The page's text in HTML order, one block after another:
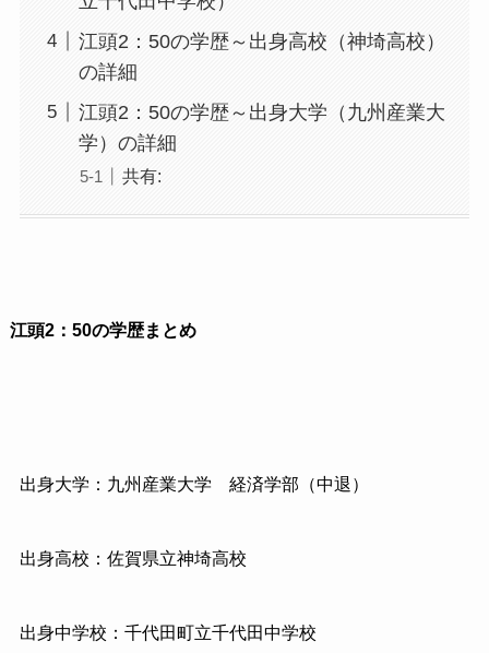
江頭2：50の学歴～出身高校（神埼高校）
の詳細
江頭2：50の学歴～出身大学（九州産業大
学）の詳細
共有:
江頭2：50の学歴まとめ
出身大学：九州産業大学 経済学部（中退）
出身高校：佐賀県立神埼高校
出身中学校：千代田町立千代田中学校